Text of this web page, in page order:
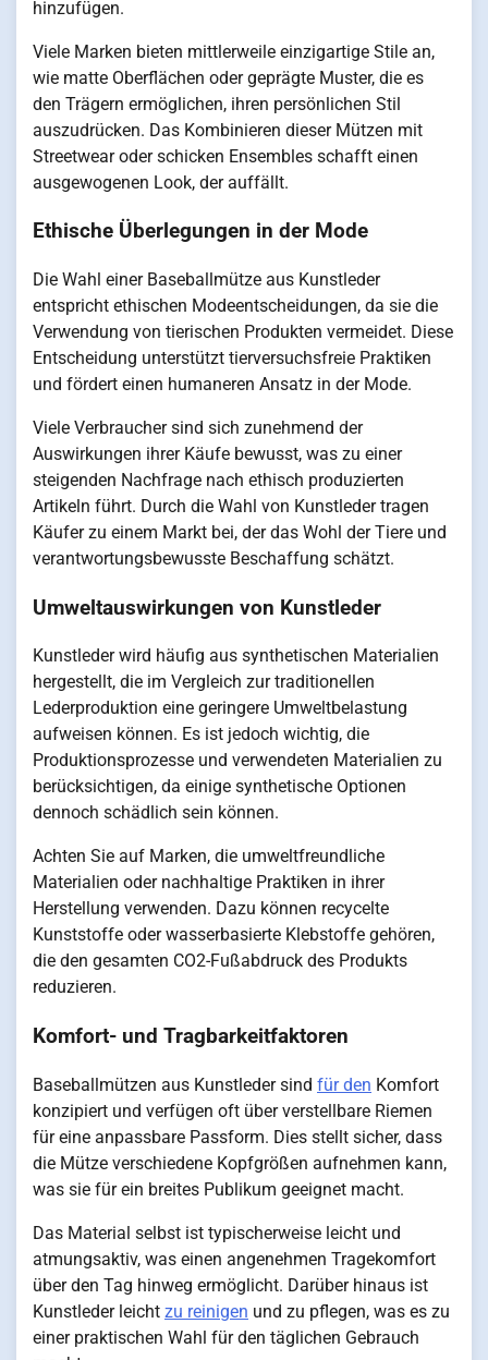
hinzufügen.
Viele Marken bieten mittlerweile einzigartige Stile an,
wie matte Oberflächen oder geprägte Muster, die es
den Trägern ermöglichen, ihren persönlichen Stil
auszudrücken. Das Kombinieren dieser Mützen mit
Streetwear oder schicken Ensembles schafft einen
ausgewogenen Look, der auffällt.
Ethische Überlegungen in der Mode
Die Wahl einer Baseballmütze aus Kunstleder
entspricht ethischen Modeentscheidungen, da sie die
Verwendung von tierischen Produkten vermeidet. Diese
Entscheidung unterstützt tierversuchsfreie Praktiken
und fördert einen humaneren Ansatz in der Mode.
Viele Verbraucher sind sich zunehmend der
Auswirkungen ihrer Käufe bewusst, was zu einer
steigenden Nachfrage nach ethisch produzierten
Artikeln führt. Durch die Wahl von Kunstleder tragen
Käufer zu einem Markt bei, der das Wohl der Tiere und
verantwortungsbewusste Beschaffung schätzt.
Umweltauswirkungen von Kunstleder
Kunstleder wird häufig aus synthetischen Materialien
hergestellt, die im Vergleich zur traditionellen
Lederproduktion eine geringere Umweltbelastung
aufweisen können. Es ist jedoch wichtig, die
Produktionsprozesse und verwendeten Materialien zu
berücksichtigen, da einige synthetische Optionen
dennoch schädlich sein können.
Achten Sie auf Marken, die umweltfreundliche
Materialien oder nachhaltige Praktiken in ihrer
Herstellung verwenden. Dazu können recycelte
Kunststoffe oder wasserbasierte Klebstoffe gehören,
die den gesamten CO2-Fußabdruck des Produkts
reduzieren.
Komfort- und Tragbarkeitfaktoren
Baseballmützen aus Kunstleder sind für den Komfort
konzipiert und verfügen oft über verstellbare Riemen
für eine anpassbare Passform. Dies stellt sicher, dass
die Mütze verschiedene Kopfgrößen aufnehmen kann,
was sie für ein breites Publikum geeignet macht.
Das Material selbst ist typischerweise leicht und
atmungsaktiv, was einen angenehmen Tragekomfort
über den Tag hinweg ermöglicht. Darüber hinaus ist
Kunstleder leicht zu reinigen und zu pflegen, was es zu
einer praktischen Wahl für den täglichen Gebrauch